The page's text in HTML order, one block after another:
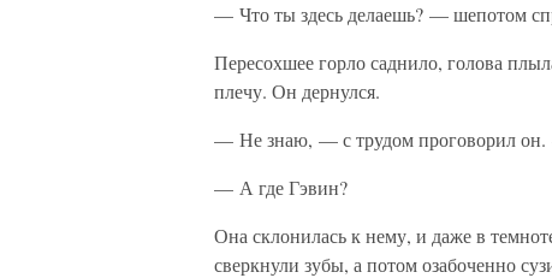
— Что ты здесь делаешь? — шепотом
Пересохшее горло саднило, голова
плечу. Он дернулся.
— Не знаю, — с трудом проговорил
— А где Гэвин?
Она склонилась к нему, и даже в
сверкнули зубы, а потом озабоченно